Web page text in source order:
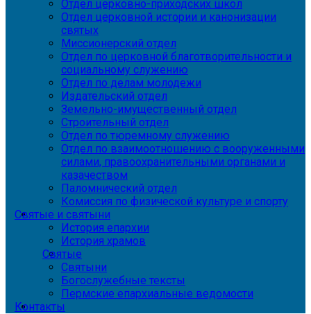
Отдел церковно-приходских школ
Отдел церковной истории и канонизации
святых
Миссионерский отдел
Отдел по церковной благотворительности и
социальному служению
Отдел по делам молодежи
Издательский отдел
Земельно-имущественный отдел
Строительный отдел
Отдел по тюремному служению
Отдел по взаимоотношению с вооруженными
силами, правоохранительными органами и
казачеством
Паломнический отдел
Комиссия по физической культуре и спорту
Святые и святыни
История епархии
История храмов
Святые
Святыни
Богослужебные тексты
Пермские епархиальные ведомости
Контакты